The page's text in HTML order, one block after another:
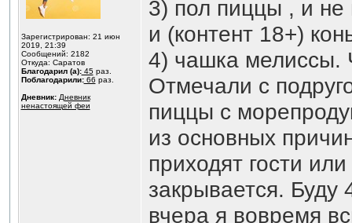
Зарегистрирован: 21 июн
2019, 21:39
Сообщений: 2182
Откуда: Саратов
Благодарил (а):45раз.
Поблагодарили:66 раз.
Дневник: Дневник
ненастоящей феи
3) пол пиццы , и не
и (контент 18+)
4) чашка мелиссы.
Отмечали с
пиццы с
из основных
приходят гости
закрывается. Буду
вчера я вовремя